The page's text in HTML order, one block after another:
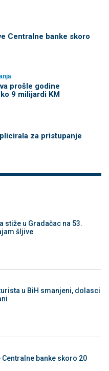
Centralne banke skoro
prošle godine
9 milijardi KM
za pristupanje
stiže u Gradačac na 53.
šljive
u BiH smanjeni, dolasci
banke skoro 20